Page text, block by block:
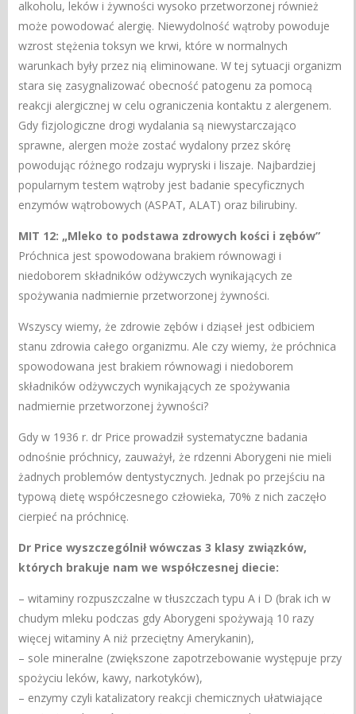
alkoholu, leków i żywności wysoko przetworzonej również
może powodować alergię. Niewydolność wątroby powoduje
wzrost stężenia toksyn we krwi, które w normalnych
warunkach były przez nią eliminowane. W tej sytuacji organizm
stara się zasygnalizować obecność patogenu za pomocą
reakcji alergicznej w celu ograniczenia kontaktu z alergenem.
Gdy fizjologiczne drogi wydalania są niewystarczająco
sprawne, alergen może zostać wydalony przez skórę
powodując różnego rodzaju wypryski i liszaje. Najbardziej
popularnym testem wątroby jest badanie specyficznych
enzymów wątrobowych (ASPAT, ALAT) oraz bilirubiny.
MIT 12: „Mleko to podstawa zdrowych kości i zębów”
Próchnica jest spowodowana brakiem równowagi i
niedoborem składników odżywczych wynikających ze
spożywania nadmiernie przetworzonej żywności.
Wszyscy wiemy, że zdrowie zębów i dziąseł jest odbiciem
stanu zdrowia całego organizmu. Ale czy wiemy, że próchnica
spowodowana jest brakiem równowagi i niedoborem
składników odżywczych wynikających ze spożywania
nadmiernie przetworzonej żywności?
Gdy w 1936 r. dr Price prowadził systematyczne badania
odnośnie próchnicy, zauważył, że rdzenni Aborygeni nie mieli
żadnych problemów dentystycznych. Jednak po przejściu na
typową dietę współczesnego człowieka, 70% z nich zaczęło
cierpieć na próchnicę.
Dr Price wyszczególnił wówczas 3 klasy związków,
których brakuje nam we współczesnej diecie:
– witaminy rozpuszczalne w tłuszczach typu A i D (brak ich w
chudym mleku podczas gdy Aborygeni spożywają 10 razy
więcej witaminy A niż przeciętny Amerykanin),
– sole mineralne (zwiększone zapotrzebowanie występuje przy
spożyciu leków, kawy, narkotyków),
– enzymy czyli katalizatory reakcji chemicznych ułatwiające